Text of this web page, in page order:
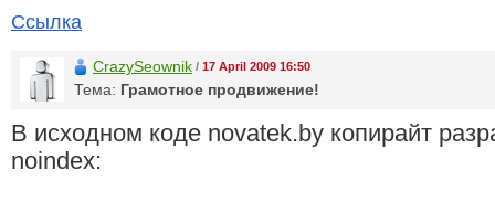
Ссылка
CrazySeownik / 17 April 2009 16:50
Тема: Грамотное продвижение!
В исходном коде novatek.by копирайт
noindex: